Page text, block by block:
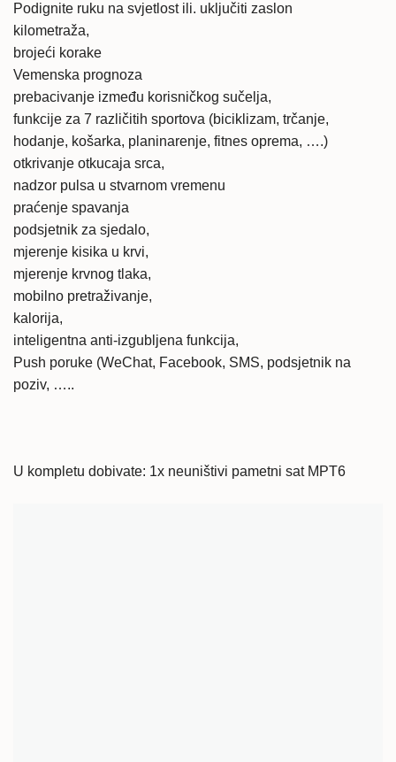
Podignite ruku na svjetlost ili. uključiti zaslon
kilometraža,
brojeći korake
Vemenska prognoza
prebacivanje između korisničkog sučelja,
funkcije za 7 različitih sportova (biciklizam, trčanje,
hodanje, košarka, planinarenje, fitnes oprema, ….)
otkrivanje otkucaja srca,
nadzor pulsa u stvarnom vremenu
praćenje spavanja
podsjetnik za sjedalo,
mjerenje kisika u krvi,
mjerenje krvnog tlaka,
mobilno pretraživanje,
kalorija,
inteligentna anti-izgubljena funkcija,
Push poruke (WeChat, Facebook, SMS, podsjetnik na
poziv, …..
U kompletu dobivate: 1x neuništivi pametni sat MPT6